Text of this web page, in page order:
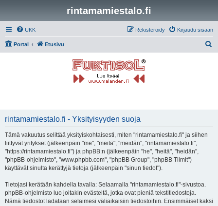
rintamamiestalo.fi
UKK Kirjaudu sisään
Rekisteröidy
Portal Etusivu
rintamamiestalo.fi - Yksityisyyden suoja
Tämä vakuutus selittää yksityiskohtaisesti, miten "rintamamiestalo.fi" ja siihen
liittyvät yritykset (jälkeenpäin "me", "meitä", "meidän", "rintamamiestalo.fi",
"https://rintamamiestalo.fi") ja phpBB:n (jälkeenpäin "he", "heitä", "heidän",
"phpBB-ohjelmisto", "www.phpbb.com", "phpBB Group", "phpBB Tiimit")
käyttävät sinulta kerättyjä tietoja (jälkeenpäin "sinun tiedot").
Tietojasi kerätään kahdella tavalla: Selaamalla "rintamamiestalo.fi"-sivustoa.
phpBB-ohjelmisto luo joitakin evästeitä, jotka ovat pieniä tekstitiedostoja.
Nämä tiedostot ladataan selaimesi väliaikaisiin tiedostoihin. Ensimmäiset kaksi